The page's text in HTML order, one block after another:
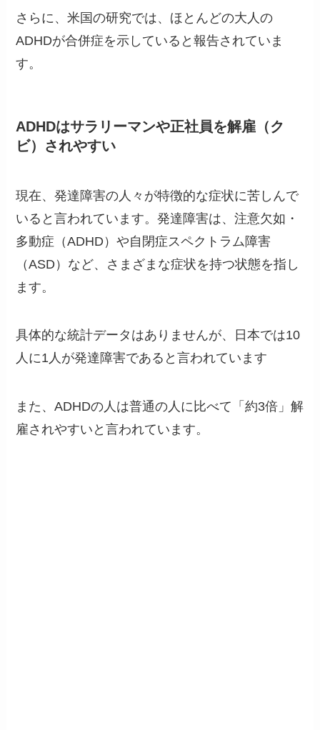
さらに、米国の研究では、ほとんどの大人の
ADHDが合併症を示していると報告されていま
す。
ADHDはサラリーマンや正社員を解雇（ク
ビ）されやすい
現在、発達障害の人々が特徴的な症状に苦しんで
いると言われています。発達障害は、注意欠如・
多動症（ADHD）や自閉症スペクトラム障害
（ASD）など、さまざまな症状を持つ状態を指し
ます。
具体的な統計データはありませんが、日本では10
人に1人が発達障害であると言われています
また、ADHDの人は普通の人に比べて「約3倍」解
雇されやすいと言われています。